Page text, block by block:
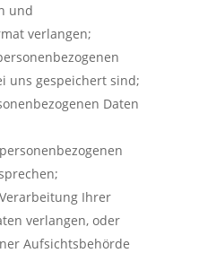
und
verlangen;
uns gespeichert sind;
Daten
Ihrer
verlangen, oder
Aufsichtsbehörde